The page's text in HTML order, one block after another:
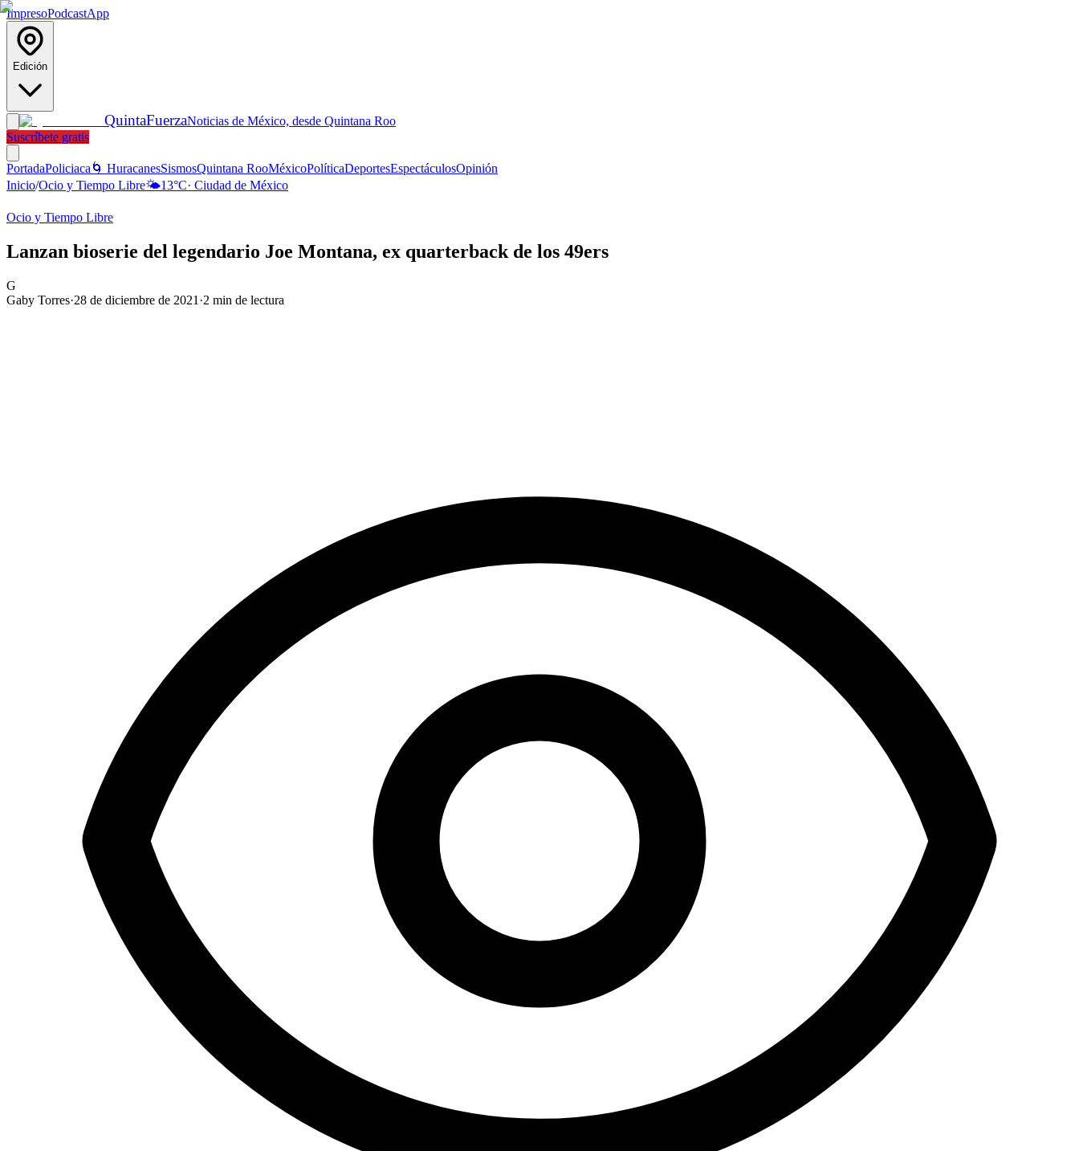
ImpresoPodcastApp
Edición
QuintaFuerzaNoticias de México, desde Quintana Roo
Suscríbete gratis
PortadaPoliciaca 🌀 HuracanesSismosQuintana RooMéxicoPolíticaDeportesEspectáculosOpinión
Inicio/Ocio y Tiempo Libre🌤️13°C· Ciudad de México
Ocio y Tiempo Libre
Lanzan bioserie del legendario Joe Montana, ex quarterback de los 49ers
G
Gaby Torres·28 de diciembre de 2021 ·2 min de lectura